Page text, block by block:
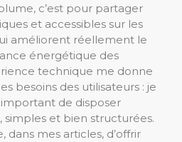
c’est pour partager
et accessibles sur les
améliorent réellement le
énergétique des
technique me donne
besoins des utilisateurs : je
de disposer
simples et bien structurées.
dans mes articles, d’offrir